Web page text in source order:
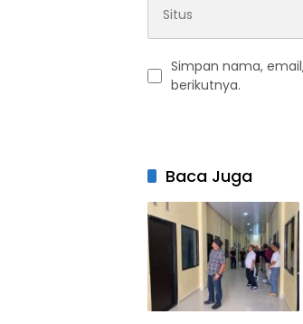
Simpan nama,
berikutnya.
Baca Juga